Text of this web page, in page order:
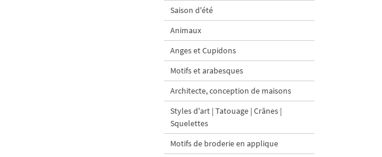
Saison d'été
Animaux
Anges et Cupidons
Motifs et arabesques
Architecte, conception de maisons
Styles d'art | Tatouage | Crânes |
Squelettes
Motifs de broderie en applique